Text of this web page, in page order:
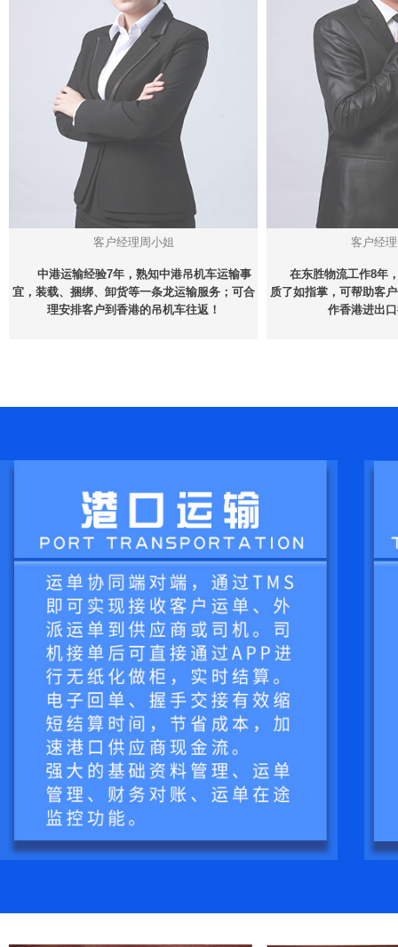
客户经理周小姐
中港运输经验7年，熟知中港吊机车运输事
宜，装载、捆绑、卸货等一条龙运输服务；可合
理安排客户到香港的吊机车往返！
客户经
在东胜物流工作8年
质了如指掌，可帮助客
作香港进出